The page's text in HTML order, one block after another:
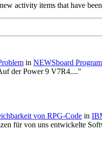
activity items that have
in NEWSboard
der Power 9 V7R4...."
von RPG-Code in
für von uns entwickelte